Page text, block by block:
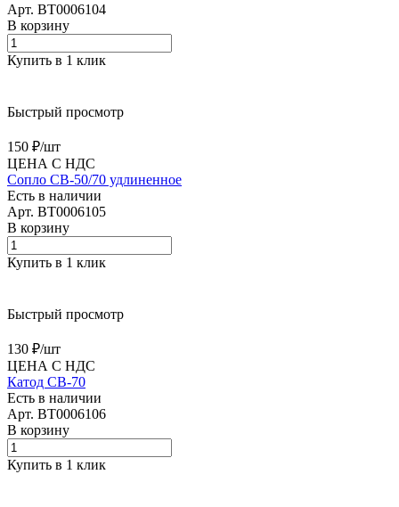
Арт. BT0006104
В корзину
Купить в 1 клик
Быстрый просмотр
150 ₽/шт
ЦЕНА С НДС
Сопло CB-50/70 удлиненное
Есть в наличии
Арт. BT0006105
В корзину
Купить в 1 клик
Быстрый просмотр
130 ₽/шт
ЦЕНА С НДС
Катод CB-70
Есть в наличии
Арт. BT0006106
В корзину
Купить в 1 клик